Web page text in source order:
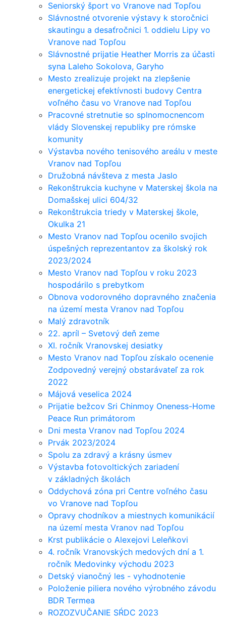
Seniorský šport vo Vranove nad Topľou
Slávnostné otvorenie výstavy k storočnici
skautingu a desaťročnici 1. oddielu Lipy vo
Vranove nad Topľou
Slávnostné prijatie Heather Morris za účasti
syna Laleho Sokolova, Garyho
Mesto zrealizuje projekt na zlepšenie
energetickej efektívnosti budovy Centra
voľného času vo Vranove nad Topľou
Pracovné stretnutie so splnomocnencom
vlády Slovenskej republiky pre rómske
komunity
Výstavba nového tenisového areálu v meste
Vranov nad Topľou
Družobná návšteva z mesta Jaslo
Rekonštrukcia kuchyne v Materskej škola na
Domašskej ulici 604/32
Rekonštrukcia triedy v Materskej škole,
Okulka 21
Mesto Vranov nad Topľou ocenilo svojich
úspešných reprezentantov za školský rok
2023/2024
Mesto Vranov nad Topľou v roku 2023
hospodárilo s prebytkom
Obnova vodorovného dopravného značenia
na území mesta Vranov nad Topľou
Malý zdravotník
22. apríl – Svetový deň zeme
XI. ročník Vranovskej desiatky
Mesto Vranov nad Topľou získalo ocenenie
Zodpovedný verejný obstarávateľ za rok
2022
Májová veselica 2024
Prijatie bežcov Sri Chinmoy Oneness-Home
Peace Run primátorom
Dni mesta Vranov nad Topľou 2024
Prvák 2023/2024
Spolu za zdravý a krásny úsmev
Výstavba fotovoltických zariadení
v základných školách
Oddychová zóna pri Centre voľného času
vo Vranove nad Topľou
Opravy chodníkov a miestnych komunikácií
na území mesta Vranov nad Topľou
Krst publikácie o Alexejovi Leleňkovi
4. ročník Vranovských medových dní a 1.
ročník Medovinky východu 2023
Detský vianočný les - vyhodnotenie
Položenie piliera nového výrobného závodu
BDR Termea
ROZOZVUČANIE SŔDC 2023